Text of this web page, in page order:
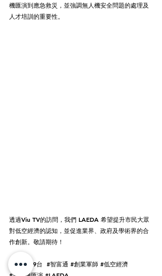
機匯演到應急救災，並強調無人機安全問題的處理及
人才培訓的重要性。
透過Viu TV的訪問，我們 LAEDA 希望提升市民大眾
對低空經濟的認知，並促進業界、政府及學術界的合
作創新。敬請期待！
#ViuTV99台 #智富通 #創業軍師 #低空經濟